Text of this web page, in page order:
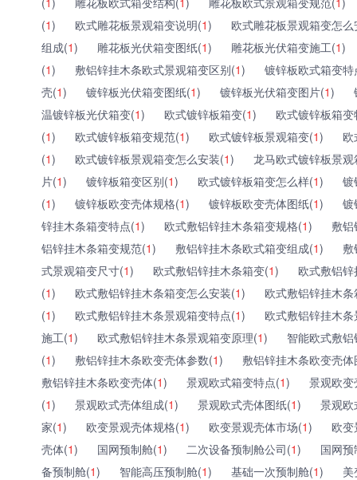
(1) 欧式雕花板景观箱变说明(1)
欧式雕花板景观箱变怎
组成(1) 雕花板光伏箱变图纸(1) 雕花板光伏箱变施工(1)
(1) 敷铝锌挂木条欧式景观箱变区别(1)
镀锌板欧式箱变特
壳(1) 镀锌板光伏箱变图纸(1) 镀锌板光伏箱变图片(1)
温镀锌板光伏箱变(1) 欧式镀锌板箱变(1)
欧式镀锌板箱
(1) 欧式镀锌板箱变规范(1) 欧式镀锌板景观箱变(1)
欧
(1) 欧式镀锌板景观箱变怎么安装(1)
龙马欧式镀锌板景
片(1) 镀锌板箱变区别(1) 欧式镀锌板箱变怎么样(1)
镀
(1) 镀锌板欧变壳体规格(1) 镀锌板欧变壳体图纸(1)
镀
锌挂木条箱变特点(1) 欧式敷铝锌挂木条箱变规格(1)
敷
铝锌挂木条箱变规范(1) 敷铝锌挂木条欧式箱变组成(1)
式景观箱变尺寸(1) 欧式敷铝锌挂木条箱变(1)
欧式敷铝
(1) 欧式敷铝锌挂木条箱变怎么安装(1)
欧式敷铝锌挂木
(1) 欧式敷铝锌挂木条景观箱变特点(1)
欧式敷铝锌挂木
施工(1) 欧式敷铝锌挂木条景观箱变原理(1)
智能欧式敷
(1) 敷铝锌挂木条欧变壳体参数(1)
敷铝锌挂木条欧变壳
敷铝锌挂木条欧变壳体(1) 景观欧式箱变特点(1)
景观欧
(1) 景观欧式壳体组成(1) 景观欧式壳体图纸(1)
景观
家(1) 欧变景观壳体规格(1) 欧变景观壳体市场(1)
欧变
壳体(1) 国网预制舱(1) 二次设备预制舱公司(1)
国网
备预制舱(1) 智能高压预制舱(1) 基础一次预制舱(1)